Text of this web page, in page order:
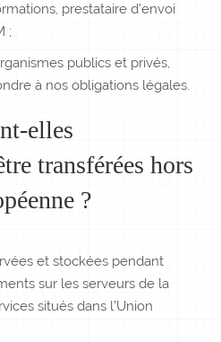
prestataire d’envoi
;
publics et privés,
à nos obligations légales.
elles
transférées hors
?
et stockées pendant
sur les serveurs de la
situés dans l’Union